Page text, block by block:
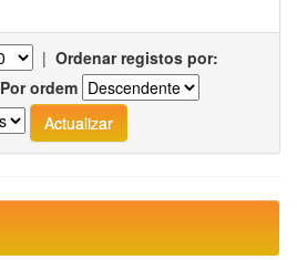
| Ordenar registos por:
Por ordem